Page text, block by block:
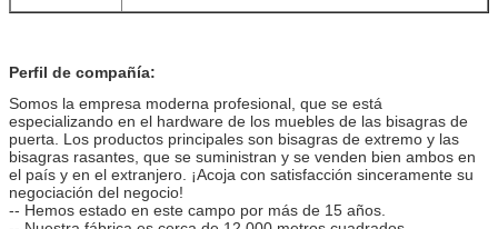
Perfil de compañía:
Somos la empresa moderna profesional, que se está
especializando en el hardware de los muebles de las bisagras de
puerta. Los productos principales son bisagras de extremo y las
bisagras rasantes, que se suministran y se venden bien ambos en
el país y en el extranjero. ¡Acoja con satisfacción sinceramente su
negociación del negocio!
-- Hemos estado en este campo por más de 15 años.